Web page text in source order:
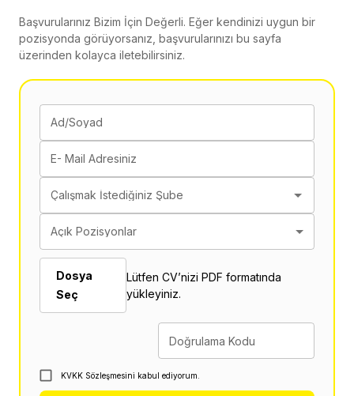
Başvurularınız Bizim İçin Değerli. Eğer kendinizi uygun bir
pozisyonda görüyorsanız, başvurularınızı bu sayfa
üzerinden kolayca iletebilirsiniz.
Ad/Soyad
E- Mail Adresiniz
Çalışmak İstediğiniz Şube
Açık Pozisyonlar
Dosya
Seç
Lütfen CV’nizi PDF formatında
yükleyiniz.
Doğrulama Kodu
KVKK Sözleşmesini kabul ediyorum.